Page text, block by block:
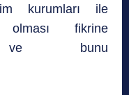
kurumları ile
fikrine
ve bunu